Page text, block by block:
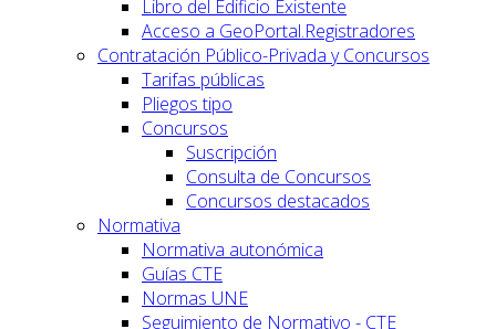
Libro del Edificio Existente
Acceso a GeoPortal.Registradores
Contratación Público-Privada y Concursos
Tarifas públicas
Pliegos tipo
Concursos
Suscripción
Consulta de Concursos
Concursos destacados
Normativa
Normativa autonómica
Guías CTE
Normas UNE
Seguimiento de Normativo - CTE